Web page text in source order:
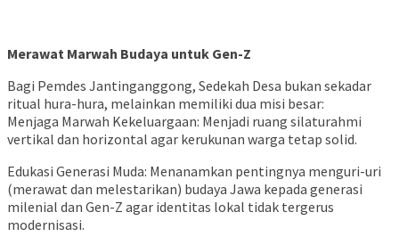
Merawat Marwah Budaya untuk Gen-Z
​Bagi Pemdes Jantinganggong, Sedekah Desa bukan sekadar
ritual hura-hura, melainkan memiliki dua misi besar:
​Menjaga Marwah Kekeluargaan: Menjadi ruang silaturahmi
vertikal dan horizontal agar kerukunan warga tetap solid.
​Edukasi Generasi Muda: Menanamkan pentingnya menguri-uri
(merawat dan melestarikan) budaya Jawa kepada generasi
milenial dan Gen-Z agar identitas lokal tidak tergerus
modernisasi.